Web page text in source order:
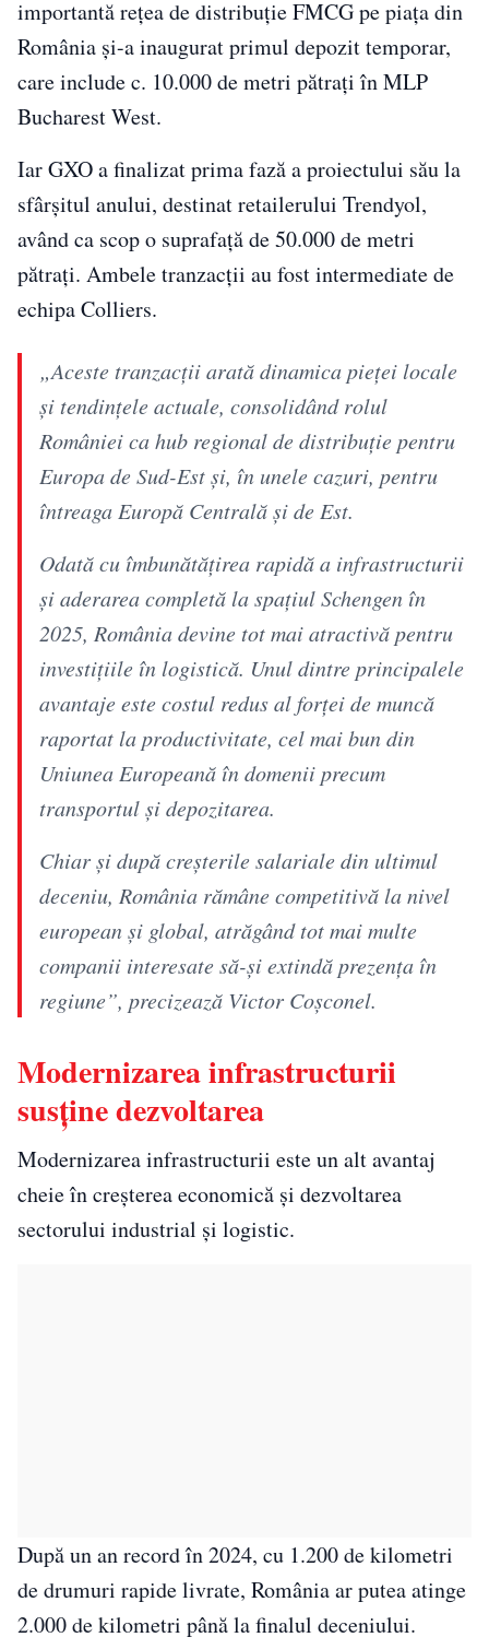
importantă rețea de distribuție FMCG pe piața din
România și-a inaugurat primul depozit temporar,
care include c. 10.000 de metri pătrați în MLP
Bucharest West.
Iar GXO a finalizat prima fază a proiectului său la
sfârșitul anului, destinat retailerului Trendyol,
având ca scop o suprafață de 50.000 de metri
pătrați. Ambele tranzacții au fost intermediate de
echipa Colliers.
„Aceste tranzacții arată dinamica pieței locale
și tendințele actuale, consolidând rolul
României ca hub regional de distribuție pentru
Europa de Sud-Est și, în unele cazuri, pentru
întreaga Europă Centrală și de Est.
Odată cu îmbunătățirea rapidă a infrastructurii
și aderarea completă la spațiul Schengen în
2025, România devine tot mai atractivă pentru
investițiile în logistică. Unul dintre principalele
avantaje este costul redus al forței de muncă
raportat la productivitate, cel mai bun din
Uniunea Europeană în domenii precum
transportul și depozitarea.
Chiar și după creșterile salariale din ultimul
deceniu, România rămâne competitivă la nivel
european și global, atrăgând tot mai multe
companii interesate să-și extindă prezența în
regiune”, precizează Victor Coșconel.
Modernizarea infrastructurii
susține dezvoltarea
Modernizarea infrastructurii este un alt avantaj
cheie în creșterea economică și dezvoltarea
sectorului industrial și logistic.
După un an record în 2024, cu 1.200 de kilometri
de drumuri rapide livrate, România ar putea atinge
2.000 de kilometri până la finalul deceniului.